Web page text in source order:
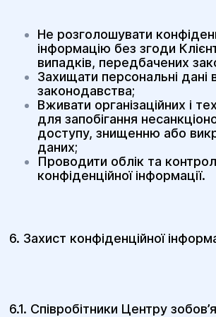
Не розголошувати
інформацію без згоди
випадків, передбачених
Захищати персональні дані
законодавства;
Вживати організаційних і
для запобігання
доступу, знищенню або
даних;
Проводити облік та
конфіденційної інформації.
6. Захист конфіденційної
6.1. Співробітники Центру